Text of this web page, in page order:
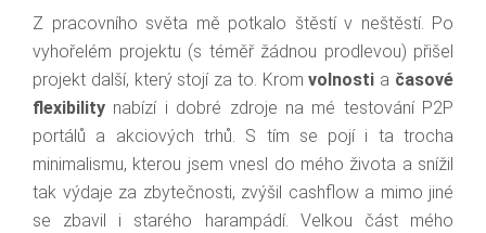
Z pracovního světa mě potkalo štěstí v neštěstí. Po
vyhořelém projektu (s téměř žádnou prodlevou) přišel
projekt další, který stojí za to. Kromvolnosti a časové
flexibility nabízí i dobré zdroje na mé testování P2P
portálů a akciových trhů. S tím se pojí i ta trocha
minimalismu, kterou jsem vnesl do mého života a snížil
tak výdaje za zbytečnosti, zvýšil cashflow a mimo jiné
se zbavil i starého harampádí. Velkou část mého